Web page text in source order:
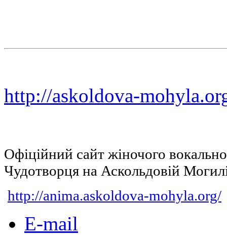
http://askoldova-
Офіційний сайт жіночого
Чудотворця на Аскольдовій
http://anima.askoldova-mohyla.org/
E-mail